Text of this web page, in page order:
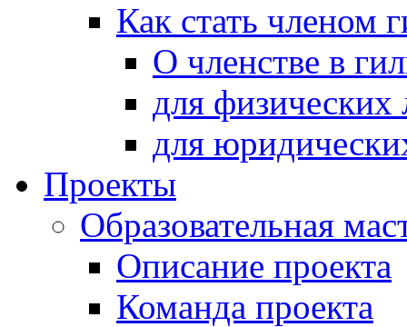
Как стать членом
О членстве в
для физических
для
Проекты
Образовательная
Описание проекта
Команда проекта